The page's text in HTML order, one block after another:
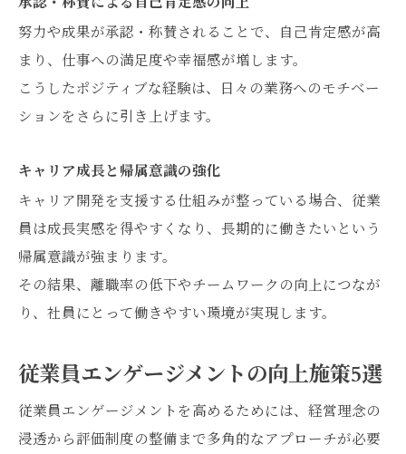
努力や成果が承認・称賛されることで、自己肯定感が高
まり、仕事への満足度や幸福感が増します。
こうしたポジティブな経験は、日々の業務へのモチベー
ションをさらに引き上げます。
キャリア成長と帰属意識の強化
キャリア開発を支援する仕組みが整っている場合、従業
員は成長実感を得やすくなり、長期的に働きたいという
帰属意識が強まります。
その結果、離職率の低下やチームワークの向上につなが
り、社員にとって働きやすい環境が実現します。
従業員エンゲージメントの向上施策5選
従業員エンゲージメントを高めるためには、経営理念の
浸透から評価制度の整備まで多角的なアプローチが必要